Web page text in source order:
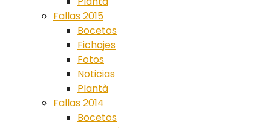
Fallas 2015
Bocetos
Fichajes
Fotos
Noticias
Plantà
Fallas 2014
Bocetos